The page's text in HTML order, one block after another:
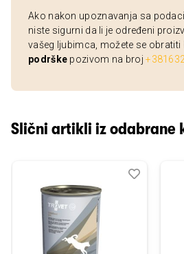
Ako nakon upoznavanja sa
niste sigurni da li je određeni
vašeg ljubimca, možete se obratiti
podrške pozivom na broj
Slični artikli iz odabrane
Dodaj
Uporedi